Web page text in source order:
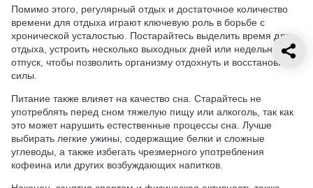
Помимо этого, регулярный отдых и достаточное количество
времени для отдыха играют ключевую роль в борьбе с
хронической усталостью. Постарайтесь выделить время для
отдыха, устроить несколько выходных дней или недельный
отпуск, чтобы позволить организму отдохнуть и восстановить
силы.
Питание также влияет на качество сна. Старайтесь не
употреблять перед сном тяжелую пищу или алкоголь, так как
это может нарушить естественные процессы сна. Лучше
выбирать легкие ужины, содержащие белки и сложные
углеводы, а также избегать чрезмерного употребления
кофеина или других возбуждающих напитков.